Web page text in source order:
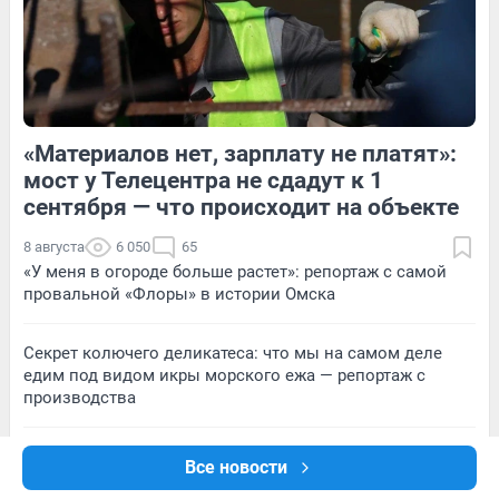
Все новости
2 Обсудить 6 Обсудить
1 Обсудить 5 Обсудить
«Материалов нет, зарплату не платят»:
мост у Телецентра не сдадут к 1
сентября — что происходит на объекте
8 августа 6 050 65
«У меня в огороде больше растет»: репортаж с самой
провальной «Флоры» в истории Омска
Секрет колючего деликатеса: что мы на самом деле
едим под видом икры морского ежа — репортаж с
производства
«Страшно, жить-то хочется». Что происходит вокруг
атакованного БПЛА склада Wildberries в Волгограде —